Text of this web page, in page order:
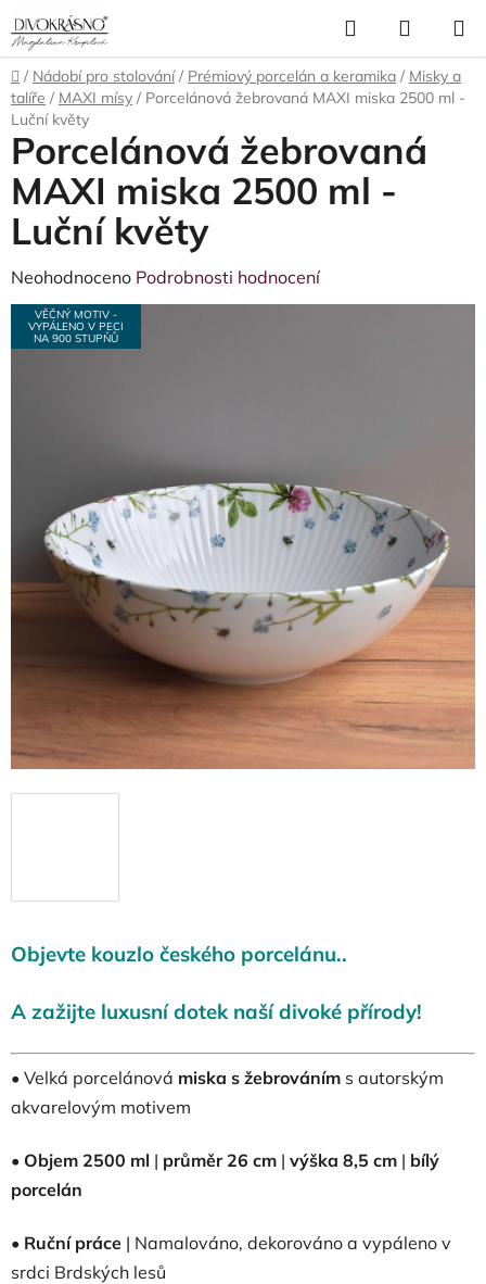
na
obsah
Hledat
KOŠÍK
Domů
/ Nádobí pro stolování / Prémiový porcelán a keramika / Misky a
talíře / MAXI mísy / Porcelánová žebrovaná MAXI miska 2500 ml -
Luční květy
Objevte kouzlo českého porcelánu..
A zažijte luxusní dotek naší divoké přírody!
• Velká porcelánová miska s žebrováním s autorským
akvarelovým motivem
• Objem 2500 ml | průměr 26 cm | výška 8,5 cm | bílý
porcelán
• Ruční práce | Namalováno, dekorováno a vypáleno v
srdci Brdských lesů
Porcelánová žebrovaná
MAXI miska 2500 ml -
Luční květy
Průměrné
hodnocení
produktu
Neohodnoceno Podrobnosti hodnocení
VĚČNÝ MOTIV -
VYPÁLENO V PECI
NA 900 STUPŇŮ